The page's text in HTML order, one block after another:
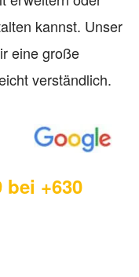
kannst. Unser
eine große
verständlich.
bei +630